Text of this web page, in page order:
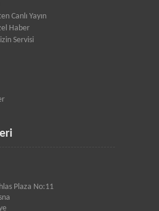
Canlı Yayın
Haber
Servisi
Plaza No:11